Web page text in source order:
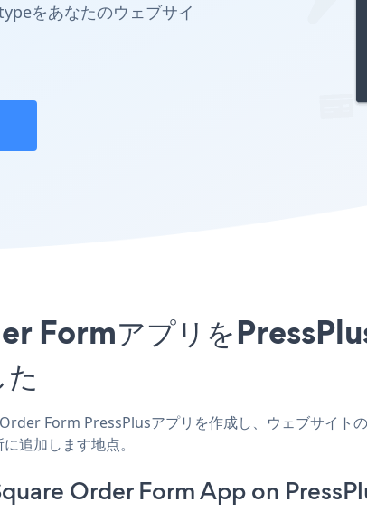
をあなたのウェブサイ
Formアプリを
Form PressPlusアプリを作成し、ウェブサイ
追加します地点。
Order Form App on